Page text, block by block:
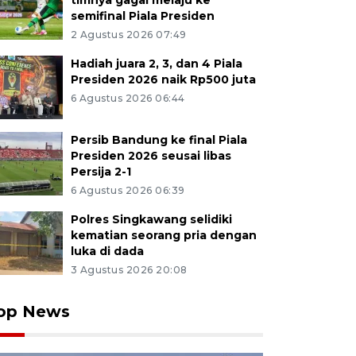
semifinal Piala Presiden
2 Agustus 2026 07:49
Hadiah juara 2, 3, dan 4 Piala
Presiden 2026 naik Rp500 juta
6 Agustus 2026 06:44
Persib Bandung ke final Piala
Presiden 2026 seusai libas
Persija 2-1
6 Agustus 2026 06:39
Polres Singkawang selidiki
kematian seorang pria dengan
luka di dada
3 Agustus 2026 20:08
News